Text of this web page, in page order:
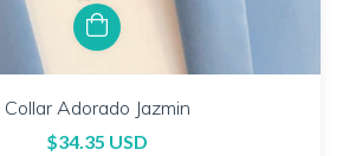
Collar Adorado Jazmin
$34.35 USD